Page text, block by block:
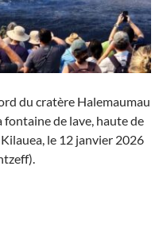
du cratère Halemaumau
fontaine de lave, haute de
le 12 janvier 2026
salle comble !